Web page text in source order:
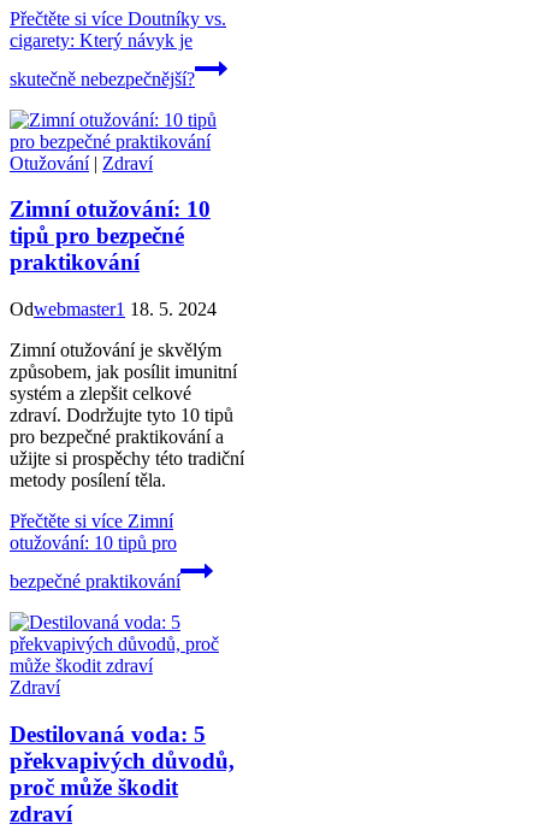
Přečtěte si více Doutníky vs.
cigarety: Který návyk je
skutečně nebezpečnější?
Otužování| Zdraví
Zimní otužování: 10
tipů pro bezpečné
praktikování
Odwebmaster1 18. 5. 2024
Zimní otužování je skvělým
způsobem, jak posílit imunitní
systém a zlepšit celkové
zdraví. Dodržujte tyto 10 tipů
pro bezpečné praktikování a
užijte si prospěchy této tradiční
metody posílení těla.
Přečtěte si více Zimní
otužování: 10 tipů pro
bezpečné praktikování
Zdraví
Destilovaná voda: 5
překvapivých důvodů,
proč může škodit
zdraví